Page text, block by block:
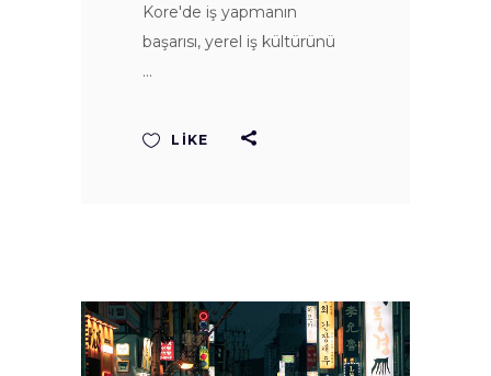
Kore'de iş yapmanın
başarısı, yerel iş kültürünü
LIKE